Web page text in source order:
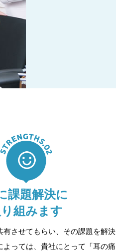
課題解決に
組みます
有させてもらい、その課題を解決
よっては、貴社にとって「耳の痛